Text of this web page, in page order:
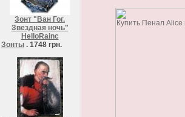
Зонт "Ван Гог.
Звездная ночь"
HelloRainc
Зонты . 1748 грн.